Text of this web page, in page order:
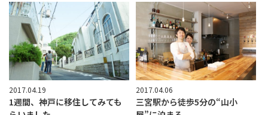
2017.04.19
1週間、神戸に移住してみても
2017.04.06
三宮駅から徒歩5分の“山小